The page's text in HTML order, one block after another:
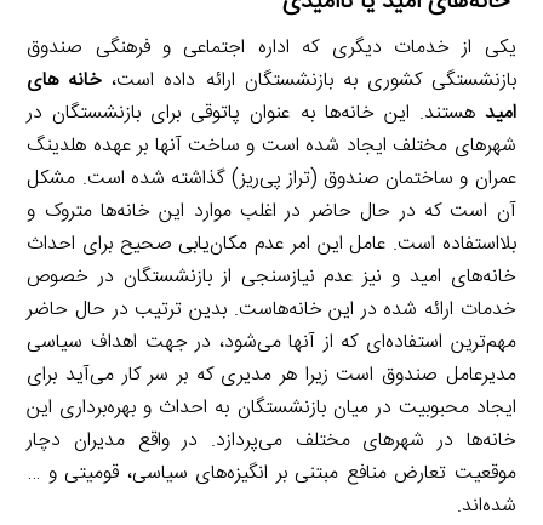
یکی از خدمات دیگری که اداره اجتماعی و فرهنگی صندوق
بازنشستگی کشوری به بازنشستگان ارائه داده است، خانه­ های
امید هستند. این خانه‌ها به عنوان پاتوقی برای بازنشستگان در
شهرهای مختلف ایجاد شده است و ساخت آنها بر عهده هلدینگ
عمران و ساختمان صندوق (تراز پی‌ریز) گذاشته شده است. مشکل
آن است که در حال حاضر در اغلب موارد این خانه‌ها متروک و
بلااستفاده است. عامل این امر عدم مکان‌یابی صحیح برای احداث
خانه‌های امید و نیز عدم نیازسنجی از بازنشستگان در خصوص
خدمات ارائه شده در این خانه‌هاست. بدین ترتیب در حال حاضر
مهم‌ترین استفاده‌ای که از آنها می‌شود، در جهت اهداف سیاسی
مدیرعامل صندوق است زیرا هر مدیری که بر سر کار می‌آید برای
ایجاد محبوبیت در میان بازنشستگان به احداث و بهره‌برداری این
خانه‌ها در شهرهای مختلف می‌پردازد. در واقع مدیران دچار
موقعیت تعارض منافع مبتنی بر انگیزه‌های سیاسی، قومیتی و …
شده‌اند.